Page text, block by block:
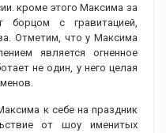
кроме этого Максима за
борцом с гравитацией,
Отметим, что у Максима
является огненное
не один, у него целая
к себе на праздник
от шоу именитых